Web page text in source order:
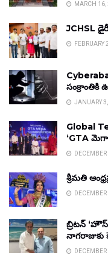
MARCH
JCHSL
FEBRUARY
సంక్రాంతికి
JANUARY
Global
‘GTA మెగా
శ్రీమతి
బ్రిటన్
నాగరాజుకు